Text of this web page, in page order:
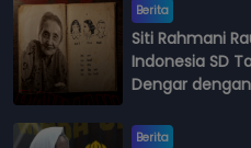
Berita
Siti Rahmani
Indonesia SD
Dengar dengan
Berita